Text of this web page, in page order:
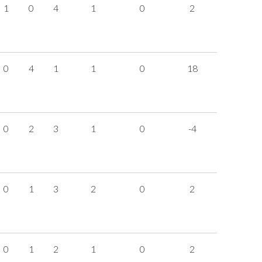
1 0 4 1 0 2
0 4 1 1 0 18
0 2 3 1 0 -4
0 1 3 2 0 2
0 1 2 1 0 2